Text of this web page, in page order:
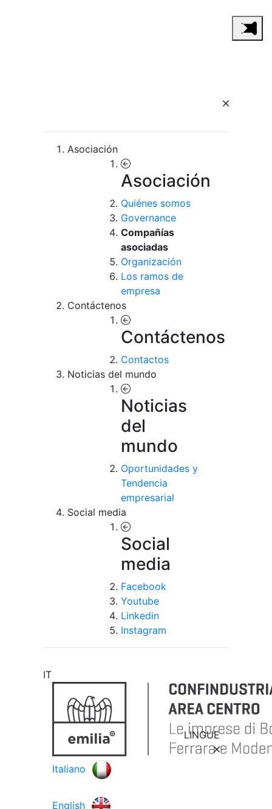
Asociación
Asociación
Quiénes somos
Governance
Compañías
asociadas
Organización
Los ramos de
empresa
Contáctenos
Contáctenos
Contactos
Noticias del mundo
Noticias
del
mundo
Oportunidades y
Tendencia
empresarial
Social media
Social
media
Facebook
Youtube
Linkedin
Instagram
IT
LINGUE
Italiano
English